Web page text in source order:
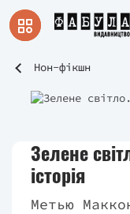
Нон-фікшн
Зелене
історія
Метью